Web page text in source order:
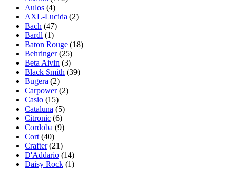
Aulos (4)
AXL-Lucida (2)
Bach (47)
Bardl (1)
Baton Rouge (18)
Behringer(25)
Beta Aivin (3)
Black Smith (39)
Bugera (2)
Carpower(2)
Casio (15)
Cataluna (5)
Citronic (6)
Cordoba (9)
Cort (40)
Crafter(21)
D'Addario (14)
Daisy Rock (1)